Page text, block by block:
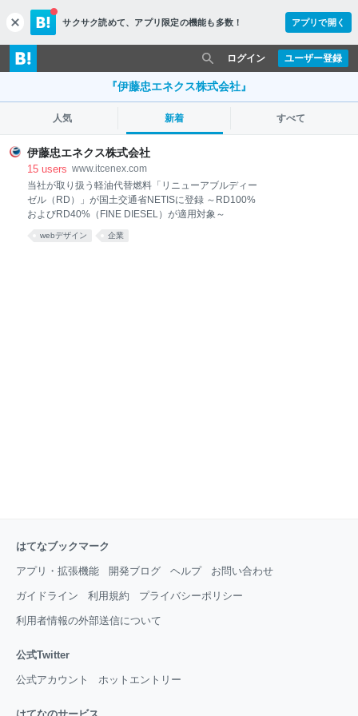
c
l
o
s
サクサク読めて、 アプリ限定の機能も多数！ アプリで開く
ユーザー登録
ログイン
『伊藤忠エネクス株式会社』
人気 新着 すべて
伊藤忠エネクス株式会社
15 users www.itcenex.com
当社が取り扱う軽油代替燃料「リニューアブルディー
ゼル（RD）」が国土交通省NETISに登録 ～RD100%
およびRD40%（FINE DIESEL）が適用対象～
webデザイン 企業
はてなブックマーク
アプリ・拡張機能 開発ブログ ヘルプ お問い合わせ
ガイドライン 利用規約 プライバシーポリシー
利用者情報の外部送信について
公式Twitter
公式アカウント ホットエントリー